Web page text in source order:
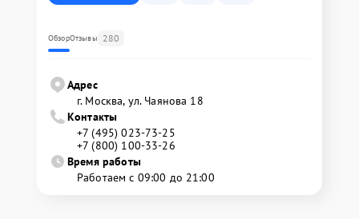
ОбзорОтзывы 280
Адрес
г. Москва, ул. Чаянова 18
Контакты
+7 (495) 023-73-25
+7 (800) 100-33-26
Время работы
Работаем с 09:00 до 21:00